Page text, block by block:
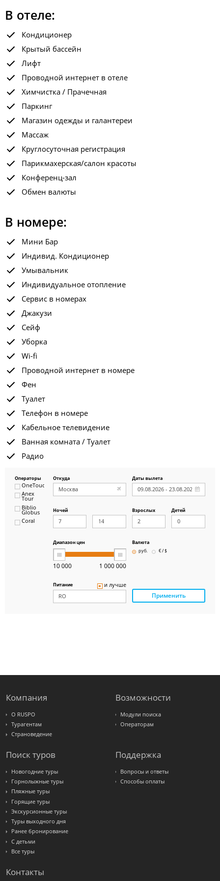
В отеле:
Кондиционер
Крытый бассейн
Лифт
Проводной интернет в отеле
Химчистка / Прачечная
Паркинг
Магазин одежды и галантереи
Массаж
Круглосуточная регистрация
Парикмахерская/салон красоты
Конференц-зал
Обмен валюты
В номере:
Мини Бар
Индивид. Кондиционер
Умывальник
Индивидуальное отопление
Сервис в номерах
Джакузи
Сейф
Уборка
Wi-fi
Проводной интернет в номере
Фен
Туалет
Телефон в номере
Кабельное телевидение
Ванная комната / Туалет
Радио
Операторы
OneTouch&Travel
Anex
Tour
Biblio
Globus
Coral
Интурист
Откуда Даты вылета
Ночей Взрослых Детей
Диапазон цен
10 000 1 000 000
Валюта
руб.
€ / $
Питание и лучше
Применить
Компания
О RUSPO
Турагентам
Страноведение
Возможности
Модули поиска
Операторам
Поиск туров
Новогодние туры
Горнолыжные туры
Пляжные туры
Горящие туры
Экскурсионные туры
Туры выходного дня
Ранее бронирование
С детьми
Все туры
Поддержка
Вопросы и ответы
Способы оплаты
Контакты